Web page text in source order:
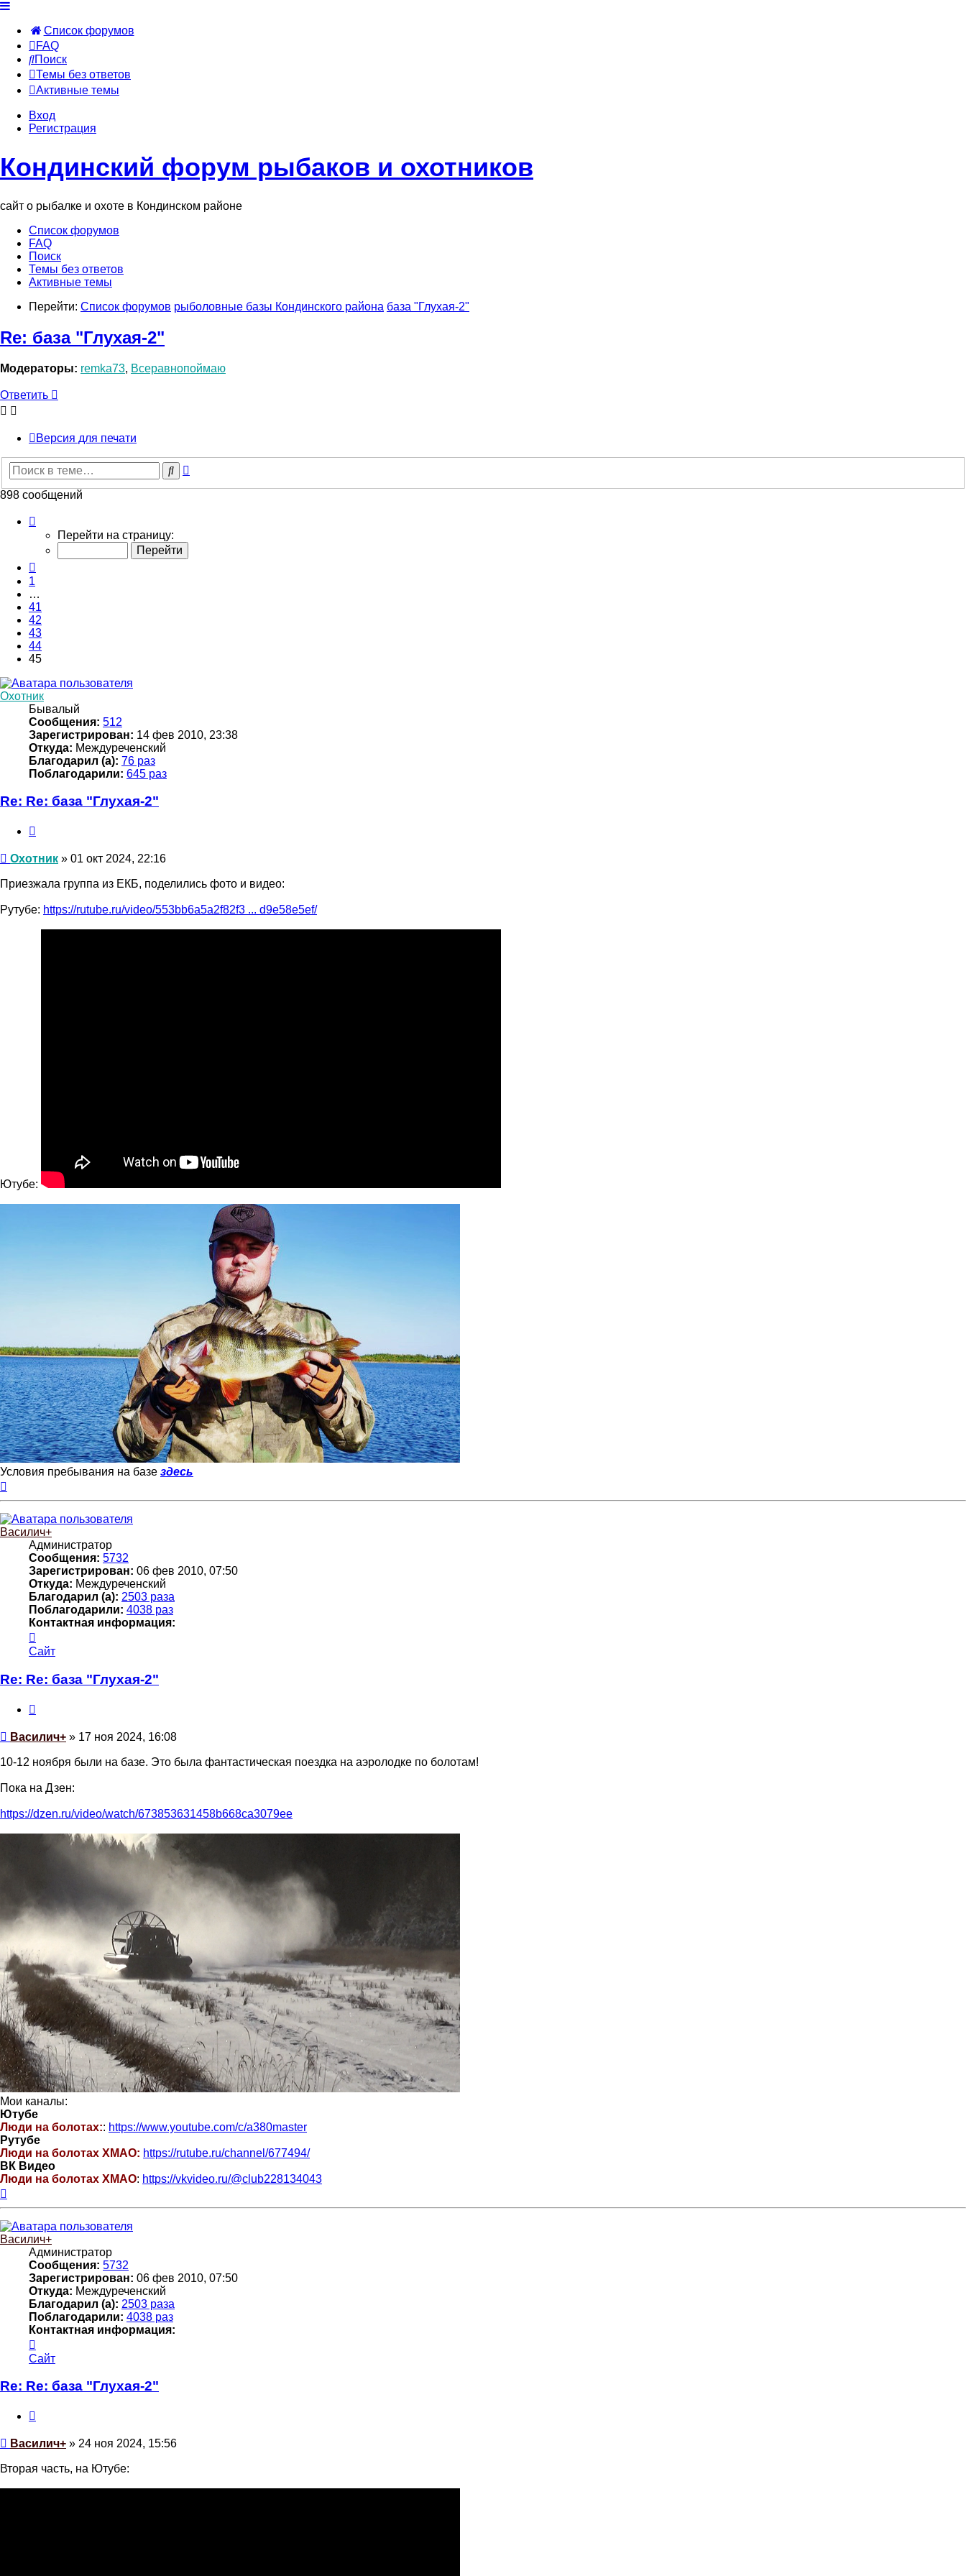
Список форумов
FAQ
Поиск
Темы без ответов
Активные темы
Вход
Регистрация
Кондинский форум рыбаков и охотников
сайт о рыбалке и охоте в Кондинском районе
Список форумов
FAQ
Поиск
Темы без ответов
Активные темы
Перейти: Список форумов рыболовные базы Кондинского района база "Глухая-2"
Re: база "Глухая-2"
Модераторы: remka73, Всеравнопоймаю
Ответить
Версия для печати
Поиск
898 сообщений
45
45
Перейти на страницу:
1
…
41
42
43
44
45
Охотник
Бывалый
Сообщения: 512
Зарегистрирован: 14 фев 2010, 23:38
Откуда: Междуреченский
Благодарил (а): 76 раз
Поблагодарили: 645 раз
Re: Re: база "Глухая-2"
Сообщение
Охотник » 01 окт 2024, 22:16
Приезжала группа из ЕКБ, поделились фото и видео:
Рутубе: https://rutube.ru/video/553bb6a5a2f82f3 ... d9e58e5ef/
Ютубе:
Условия пребывания на базе здесь
Василич+
Администратор
Сообщения: 5732
Зарегистрирован: 06 фев 2010, 07:50
Откуда: Междуреченский
Благодарил (а): 2503 раза
Поблагодарили: 4038 раз
Контактная информация:
информация
пользователя
Василич+
Сайт
Re: Re: база "Глухая-2"
Сообщение
Василич+ » 17 ноя 2024, 16:08
10-12 ноября были на базе. Это была фантастическая поездка на аэролодке по болотам!
Пока на Дзен:
https://dzen.ru/video/watch/673853631458b668ca3079ee
Мои каналы:
Ютубе
Люди на болотах:: https://www.youtube.com/c/a380master
Рутубе
Люди на болотах ХМАО: https://rutube.ru/channel/677494/
ВК Видео
Люди на болотах ХМАО: https://vkvideo.ru/@club228134043
Василич+
Администратор
Сообщения: 5732
Зарегистрирован: 06 фев 2010, 07:50
Откуда: Междуреченский
Благодарил (а): 2503 раза
Поблагодарили: 4038 раз
Контактная информация:
информация
пользователя
Василич+
Сайт
Re: Re: база "Глухая-2"
Сообщение
Василич+ » 24 ноя 2024, 15:56
Вторая часть, на Ютубе: